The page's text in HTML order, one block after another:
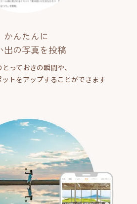
かんたんに
出の写真を投稿
っておきの瞬間や、
トをアップすることができます